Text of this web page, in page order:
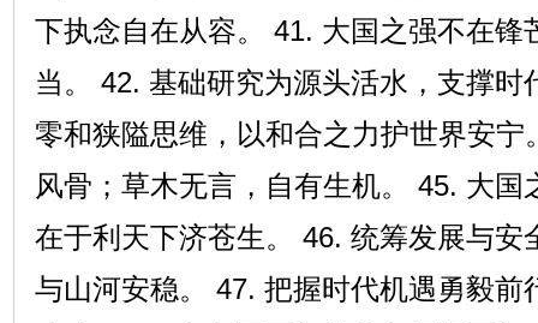
下执念自在从容。 41. 大国之强不在锋
当。 42. 基础研究为源头活水，支撑时
零和狭隘思维，以和合之力护世界安宁
风骨；草木无言，自有生机。 45. 大国
在于利天下济苍生。 46. 统筹发展与安
与山河安稳。 47. 把握时代机遇勇毅前